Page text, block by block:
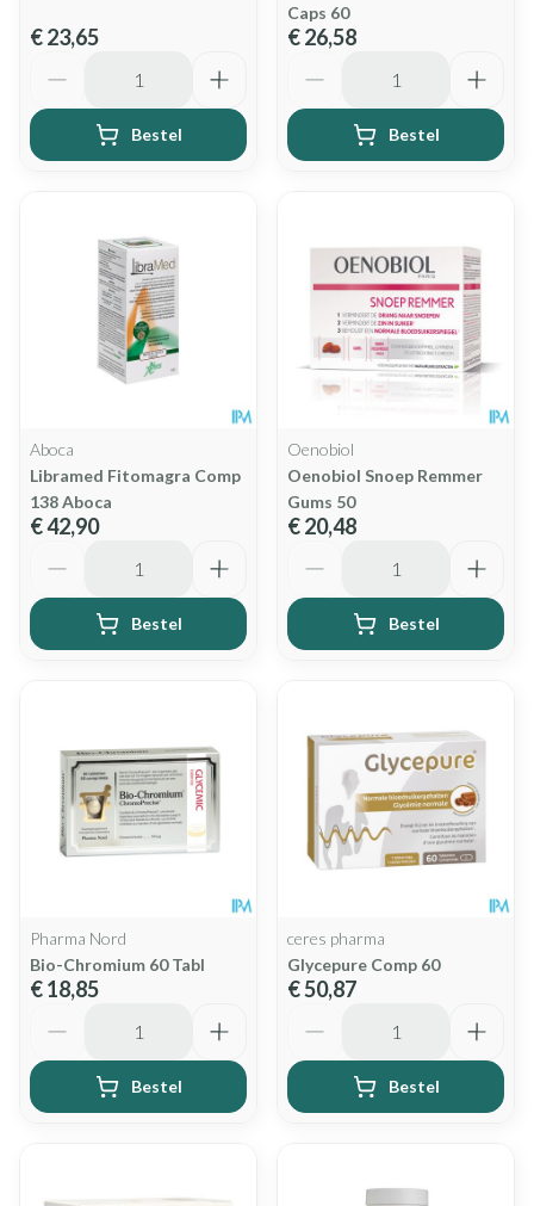
€ 23,65
Bestel
Caps 60
€ 26,58
Bestel
Aboca
Libramed Fitomagra Comp
138 Aboca
€ 42,90
Bestel
Oenobiol
Oenobiol Snoep Remmer
Gums 50
€ 20,48
Bestel
Pharma Nord
Bio-Chromium 60 Tabl
€ 18,85
Bestel
ceres pharma
Glycepure Comp 60
€ 50,87
Bestel